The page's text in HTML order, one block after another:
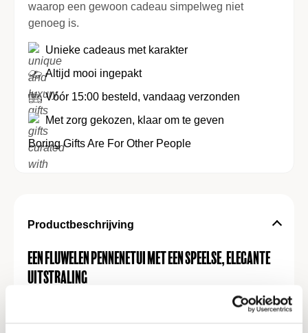
Productbeschrijving
Een fluwelen pennenetui met een speelse, elegante
uitstraling
waarop een gewoon cadeau simpelweg niet
genoeg is.
Unieke cadeaus met karakter
Altijd mooi ingepakt
Vóór 15:00 besteld, vandaag verzonden
Met zorg gekozen, klaar om te geven
Boring Gifts Are For Other People